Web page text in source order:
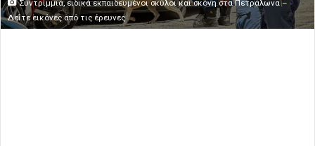
Συντρίμμια, ειδικά εκπαιδευμένοι σκύλοι και σκόνη στα Πετράλωνα –
Δείτε εικόνες από τις έρευνες